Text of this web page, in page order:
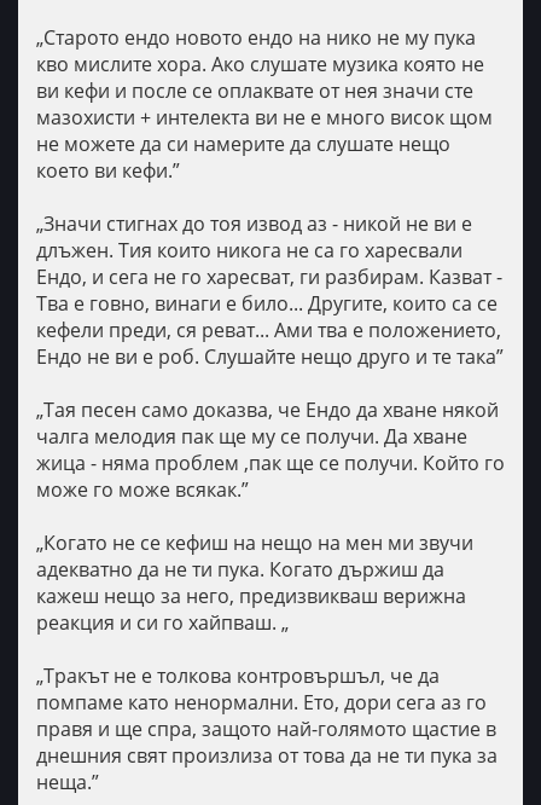
„Старото ендо новото ендо на нико не му пука
кво мислите хора. Ако слушате музика която не
ви кефи и после се оплаквате от нея значи сте
мазохисти + интелекта ви не е много висок щом
не можете да си намерите да слушате нещо
което ви кефи.”
„Значи стигнах до тоя извод аз - никой не ви е
длъжен. Тия които никога не са го харесвали
Ендо, и сега не го харесват, ги разбирам. Казват -
Тва е говно, винаги е било... Другите, които са се
кефели преди, ся реват... Ами тва е положението,
Ендо не ви е роб. Слушайте нещо друго и те така”
„Tая песен само доказва, че Ендо да хване някой
чалга мелодия пак ще му се получи. Да хване
жица - няма проблем ,пак ще се получи. Който го
може го може всякак.”
„Когато не се кефиш на нещо на мен ми звучи
адекватно да не ти пука. Когато държиш да
кажеш нещо за него, предизвикваш верижна
реакция и си го хайпваш. „
„Тракът не е толкова контровършъл, че да
помпаме като ненормални. Ето, дори сега аз го
правя и ще спра, защото най-голямото щастие в
днешния свят произлиза от това да не ти пука за
неща.”